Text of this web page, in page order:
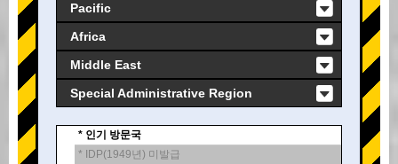
Pacific
Africa
Middle East
Special Administrative Region
* 인기 방문국
* IDP(1949년) 미발급